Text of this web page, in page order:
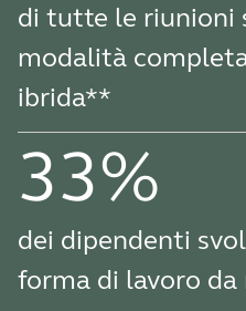
di tutte le riunioni
modalità
ibrida**
33%
dei dipendenti
forma di lavoro